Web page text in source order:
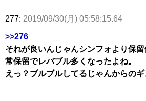
277: 2019/09/30(月) 05:58:15.64
>>276
それが良いんじゃんシンフォより保
常保留でレバブル多くなったよね。
えっ？ブルブルしてるじゃんからの